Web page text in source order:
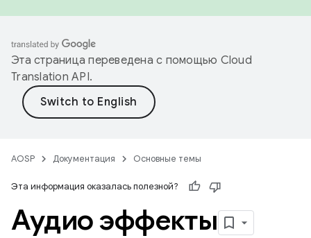
Эта страница переведена с помощью Cloud
Translation API.
AOSP Документация Основные темы
Эта информация оказалась полезной?
Аудио эффекты